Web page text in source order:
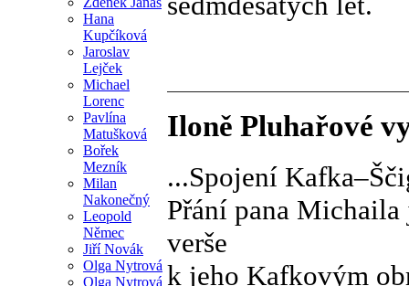
Hana
Kupčíková
Jaroslav
Lejček
Michael
Lorenc
Pavlína
Matušková
Bořek
Mezník
Milan
Nakonečný
Leopold
Němec
Jiří Novák
Olga Nytrová
Olga Nytrová
Iloně Pluhařové
...Spojení
Přání pana Michaila
verše
k jeho Kafkovým